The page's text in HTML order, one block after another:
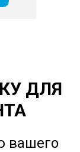
ДЛЯ
вашего